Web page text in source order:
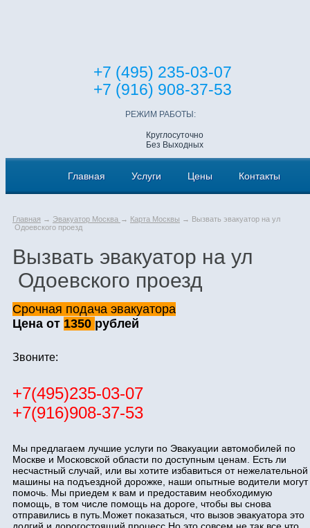
+7 (495) 235-03-07
+7 (916) 908-37-53
РЕЖИМ РАБОТЫ:
Круглосуточно
Без Выходных
Главная Услуги Цены Контакты
Главная → Эвакуатор Москва → Карта Москвы → Вызвать эвакуатор на ул
Одоевского проезд
Вызвать эвакуатор на ул
Одоевского проезд
Срочная подача эвакуатора
Цена от 1350 рублей
Звоните:
+7(495)235-03-07
+7(916)908-37-53
Мы предлагаем лучшие услуги по Эвакуации автомобилей по
Москве и Московской области по доступным ценам. Есть ли
несчастный случай, или вы хотите избавиться от нежелательной
машины на подъездной дорожке, наши опытные водители могут
помочь. Мы приедем к вам и предоставим необходимую
помощь, в том числе помощь на дороге, чтобы вы снова
отправились в путь.Может показаться, что вызов эвакуатора это